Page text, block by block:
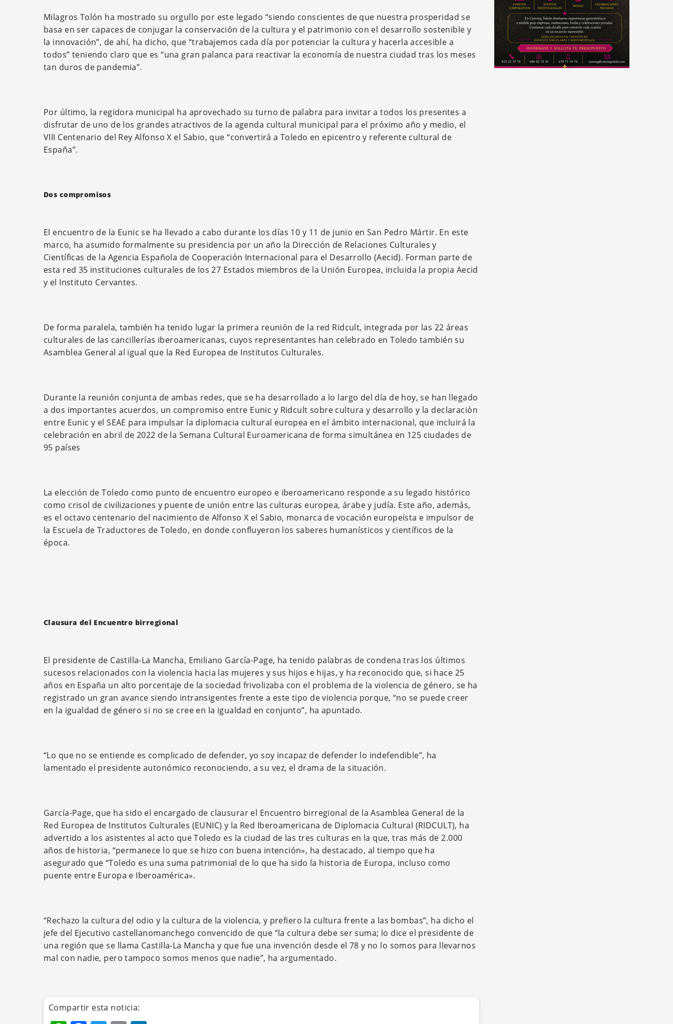
Milagros Tolón ha mostrado su orgullo por este legado “siendo conscientes de que nuestra prosperidad se
basa en ser capaces de conjugar la conservación de la cultura y el patrimonio con el desarrollo sostenible y
la innovación”, de ahí, ha dicho, que “trabajemos cada día por potenciar la cultura y hacerla accesible a
todos” teniendo claro que es “una gran palanca para reactivar la economía de nuestra ciudad tras los meses
tan duros de pandemia”.
Por último, la regidora municipal ha aprovechado su turno de palabra para invitar a todos los presentes a
disfrutar de uno de los grandes atractivos de la agenda cultural municipal para el próximo año y medio, el
VIII Centenario del Rey Alfonso X el Sabio, que “convertirá a Toledo en epicentro y referente cultural de
España”.
Dos compromisos
El encuentro de la Eunic se ha llevado a cabo durante los días 10 y 11 de junio en San Pedro Mártir. En este
marco, ha asumido formalmente su presidencia por un año la Dirección de Relaciones Culturales y
Científicas de la Agencia Española de Cooperación Internacional para el Desarrollo (Aecid). Forman parte de
esta red 35 instituciones culturales de los 27 Estados miembros de la Unión Europea, incluida la propia Aecid
y el Instituto Cervantes.
De forma paralela, también ha tenido lugar la primera reunión de la red Ridcult, integrada por las 22 áreas
culturales de las cancillerías iberoamericanas, cuyos representantes han celebrado en Toledo también su
Asamblea General al igual que la Red Europea de Institutos Culturales.
Durante la reunión conjunta de ambas redes, que se ha desarrollado a lo largo del día de hoy, se han llegado
a dos importantes acuerdos, un compromiso entre Eunic y Ridcult sobre cultura y desarrollo y la declaración
entre Eunic y el SEAE para impulsar la diplomacia cultural europea en el ámbito internacional, que incluirá la
celebración en abril de 2022 de la Semana Cultural Euroamericana de forma simultánea en 125 ciudades de
95 países
La elección de Toledo como punto de encuentro europeo e iberoamericano responde a su legado histórico
como crisol de civilizaciones y puente de unión entre las culturas europea, árabe y judía. Este año, además,
es el octavo centenario del nacimiento de Alfonso X el Sabio, monarca de vocación europeísta e impulsor de
la Escuela de Traductores de Toledo, en donde confluyeron los saberes humanísticos y científicos de la
época.
Clausura del Encuentro birregional
El presidente de Castilla-La Mancha, Emiliano García-Page, ha tenido palabras de condena tras los últimos
sucesos relacionados con la violencia hacia las mujeres y sus hijos e hijas, y ha reconocido que, si hace 25
años en España un alto porcentaje de la sociedad frivolizaba con el problema de la violencia de género, se ha
registrado un gran avance siendo intransigentes frente a este tipo de violencia porque, “no se puede creer
en la igualdad de género si no se cree en la igualdad en conjunto”, ha apuntado.
“Lo que no se entiende es complicado de defender, yo soy incapaz de defender lo indefendible”, ha
lamentado el presidente autonómico reconociendo, a su vez, el drama de la situación.
García-Page, que ha sido el encargado de clausurar el Encuentro birregional de la Asamblea General de la
Red Europea de Institutos Culturales (EUNIC) y la Red Iberoamericana de Diplomacia Cultural (RIDCULT), ha
advertido a los asistentes al acto que Toledo es la ciudad de las tres culturas en la que, tras más de 2.000
años de historia, “permanece lo que se hizo con buena intención», ha destacado, al tiempo que ha
asegurado que “Toledo es una suma patrimonial de lo que ha sido la historia de Europa, incluso como
puente entre Europa e Iberoamérica».
“Rechazo la cultura del odio y la cultura de la violencia, y prefiero la cultura frente a las bombas”, ha dicho el
jefe del Ejecutivo castellanomanchego convencido de que “la cultura debe ser suma; lo dice el presidente de
una región que se llama Castilla-La Mancha y que fue una invención desde el 78 y no lo somos para llevarnos
mal con nadie, pero tampoco somos menos que nadie”, ha argumentado.
Compartir esta noticia: